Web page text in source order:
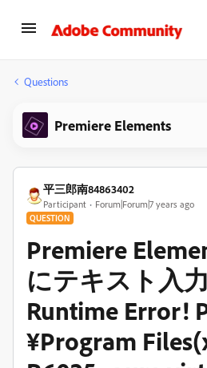
Questions
Premiere Elements
平三郎南84863402
Participant Forum|Forum|7 years ago
QUESTION
Premiere
にテキスト入力
Runtime Error!
¥Program